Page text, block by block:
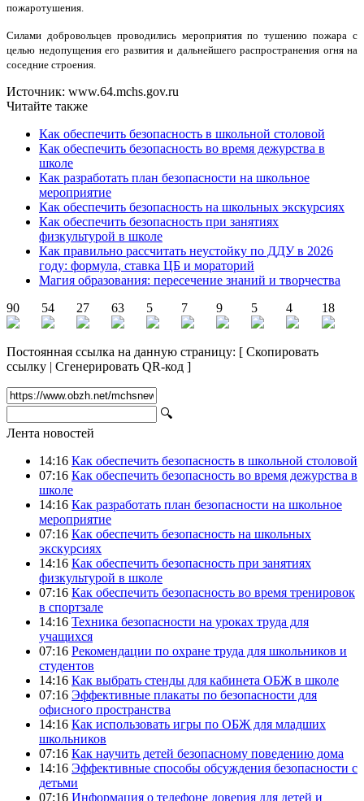
пожаротушения.
Силами добровольцев проводились мероприятия по тушению пожара с
целью недопущения его развития и дальнейшего распространения огня на
соседние строения.
Источник: www.64.mchs.gov.ru
Читайте также
Как обеспечить безопасность в школьной столовой
Как обеспечить безопасность во время дежурства в
школе
Как разработать план безопасности на школьное
мероприятие
Как обеспечить безопасность на школьных экскурсиях
Как обеспечить безопасность при занятиях
физкультурой в школе
Как правильно рассчитать неустойку по ДДУ в 2026
году: формула, ставка ЦБ и мораторий
Магия образования: пересечение знаний и творчества
90
54 27 63 5 7 9 5 4 18
Постоянная ссылка на данную страницу: [ Скопировать
ссылку | Сгенерировать QR-код ]
🔍
Лента новостей
14:16 Как обеспечить безопасность в школьной столовой
07:16 Как обеспечить безопасность во время дежурства в
школе
14:16 Как разработать план безопасности на школьное
мероприятие
07:16 Как обеспечить безопасность на школьных
экскурсиях
14:16 Как обеспечить безопасность при занятиях
физкультурой в школе
07:16 Как обеспечить безопасность во время тренировок
в спортзале
14:16 Техника безопасности на уроках труда для
учащихся
07:16 Рекомендации по охране труда для школьников и
студентов
14:16 Как выбрать стенды для кабинета ОБЖ в школе
07:16 Эффективные плакаты по безопасности для
офисного пространства
14:16 Как использовать игры по ОБЖ для младших
школьников
07:16 Как научить детей безопасному поведению дома
14:16 Эффективные способы обсуждения безопасности с
детьми
07:16 Информация о телефоне доверия для детей и